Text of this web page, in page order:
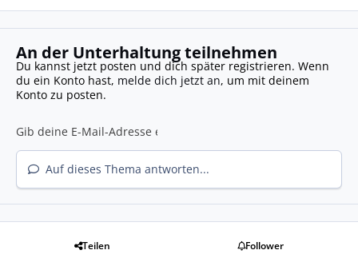
An der Unterhaltung teilnehmen
Du kannst jetzt posten und dich später registrieren. Wenn
du ein Konto hast, melde dich jetzt an, um mit deinem
Konto zu posten.
Auf dieses Thema antworten...
Teilen Follower